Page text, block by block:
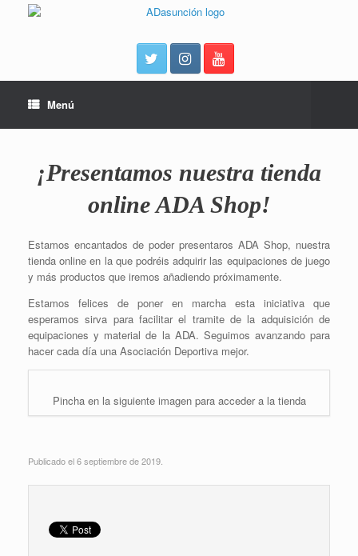
Menú
¡Presentamos nuestra tienda
online ADA Shop!
Estamos encantados de poder presentaros ADA Shop, nuestra
tienda online en la que podréis adquirir las equipaciones de juego
y más productos que iremos añadiendo próximamente.
Estamos felices de poner en marcha esta iniciativa que
esperamos sirva para facilitar el tramite de la adquisición de
equipaciones y material de la ADA. Seguimos avanzando para
hacer cada día una Asociación Deportiva mejor.
Pincha en la siguiente imagen para acceder a la tienda
Publicado el 6 septiembre de 2019.